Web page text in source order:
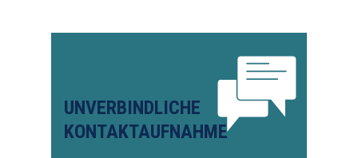
UNVERBINDLICHE
KONTAKTAUFNAHME